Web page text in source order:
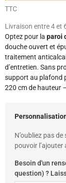
TTC
Livraison entre 4 et
Optez pour la paroi
douche ouvert et
traitement
d’entretien. Sans
support au plafond
220 cm de hauteur –
N’oubliez pas
pouvoir l’ajouter
Besoin d'un
question) ?